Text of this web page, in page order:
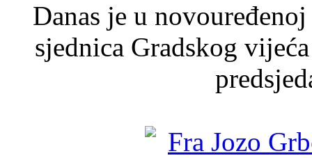
Danas je u
sjednica Gradskog